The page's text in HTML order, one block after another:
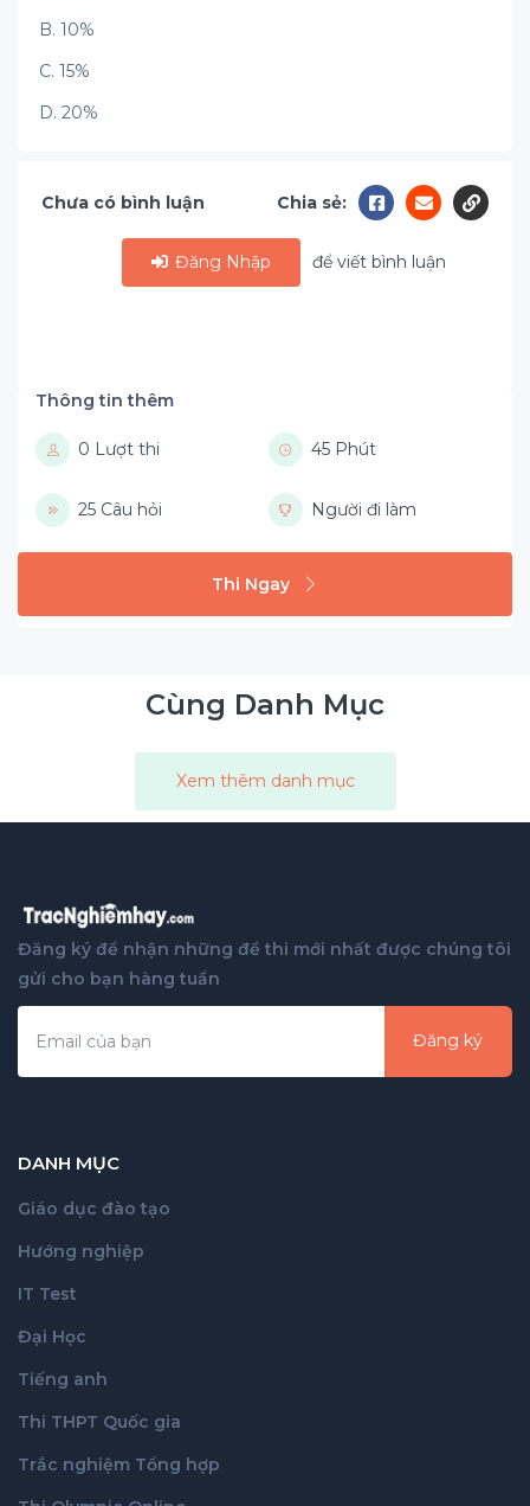
B. 10%
C. 15%
D. 20%
Chưa có bình luận Chia sẻ:
Đăng Nhập để viết bình luận
Thông tin thêm
0 Lượt thi 45 Phút
25 Câu hỏi Người đi làm
Thi Ngay
Cùng Danh Mục
Xem thêm danh mục
Đăng ký để nhận những đề thi mới nhất được chúng tôi
gửi cho bạn hàng tuần
Đăng ký
DANH MỤC
Giáo dục đào tạo
Hướng nghiệp
IT Test
Đại Học
Tiếng anh
Thi THPT Quốc gia
Trắc nghiệm Tổng hợp